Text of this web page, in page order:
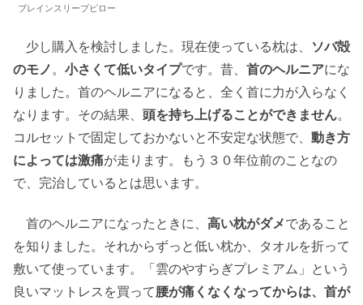
ブレインスリープピロー
少し購入を検討しました。現在使っている枕は、 ソバ殻
のモノ 。 小さくて低いタイプです。昔、 首のヘルニアにな
りました。首のヘルニアになると、全く首に力が入らなく
なります。その結果、 頭を持ち上げることができません。
コルセットで固定しておかないと不安定な状態で、 動き方
によっては激痛が走ります。もう３０年位前のことなの
で、完治しているとは思います。
首のヘルニアになったときに、 高い枕がダメであること
を知りました。それからずっと低い枕か、タオルを折って
敷いて使っています。「雲のやすらぎプレミアム」という
良いマットレスを買って腰が痛くなくなってからは、首が